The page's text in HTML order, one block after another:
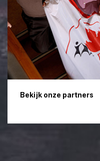
Bekijk onze partners